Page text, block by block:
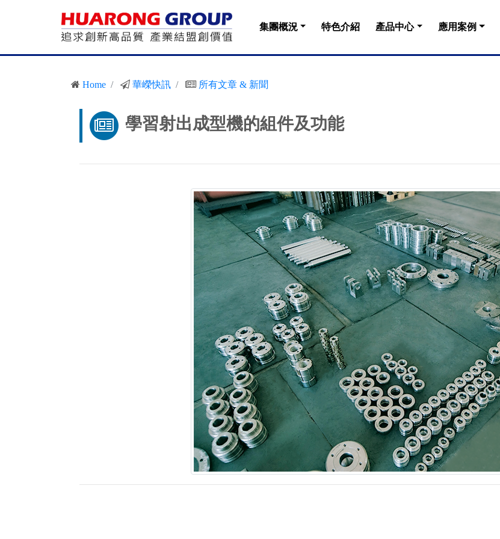
集團概況 特色介紹 產品中心 應用案例
Home 華嶸快訊 所有文章 & 新聞
學習射出成型機的組件及功能